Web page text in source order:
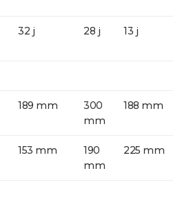
32 j 28 j 13 j
189 mm
300
mm
188 mm
153 mm
190
mm
225 mm